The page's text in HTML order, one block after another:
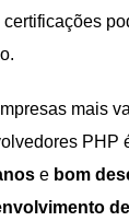
mais
PHP
e bom